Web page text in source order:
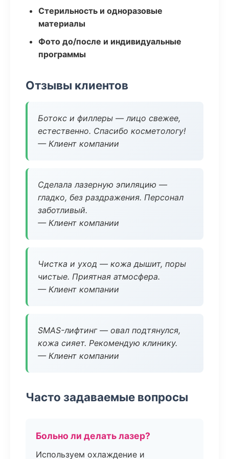
Стерильность и одноразовые
материалы
Фото до/после и индивидуальные
программы
Отзывы клиентов
Ботокс и филлеры — лицо свежее,
естественно. Спасибо косметологу!
— Клиент компании
Сделала лазерную эпиляцию —
гладко, без раздражения. Персонал
заботливый.
— Клиент компании
Чистка и уход — кожа дышит, поры
чистые. Приятная атмосфера.
— Клиент компании
SMAS-лифтинг — овал подтянулся,
кожа сияет. Рекомендую клинику.
— Клиент компании
Часто задаваемые вопросы
Больно ли делать лазер?
Используем охлаждение и